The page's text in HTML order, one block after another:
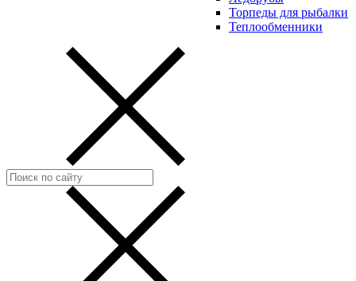
Торпеды для рыбалки
Теплообменники